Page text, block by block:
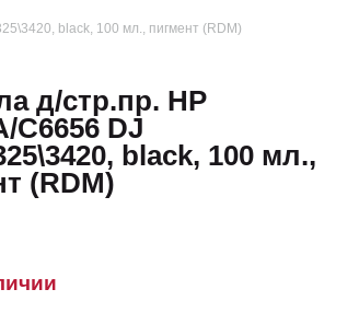
black, 100 мл., пигмент (RDM)
д/стр.пр. HP
C6656 DJ
black, 100 мл.,
(RDM)